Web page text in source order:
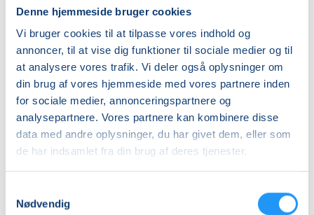
Denne hjemmeside bruger cookies
Vi bruger cookies til at tilpasse vores indhold og
annoncer, til at vise dig funktioner til sociale medier og til
at analysere vores trafik. Vi deler også oplysninger om
din brug af vores hjemmeside med vores partnere inden
for sociale medier, annonceringspartnere og
analysepartnere. Vores partnere kan kombinere disse
data med andre oplysninger, du har givet dem, eller som
de har indsamlet fra din brug af deres tjenester.
Nødvendig
Børn er forskellige og udvikler sig i forskellige tempi,
vejledende. Hvis dit barn fx er forsigtigt anlagt eller
virker utryg ved vand, er det en god idé at tænke lidt
nedad i fht. aldersrammen. Hvis barnet derimod er
motorisk langt fremme, frisk på nye udfordringer og
måske endda allerede vandtilvænnet, kan det være
en god idé at tænke lidt opad i fht. aldersrammen.
Holdene er små, så der er god mulighed for at tage
individuelle hensyn undervejs.
Tilmeldingen gælder en voksen med et barn og det er
DKK 907,00
Studerende-FRB
DKK 923,00
Unge (18-25 år)-KBH
DKK 907,00
Info
903500